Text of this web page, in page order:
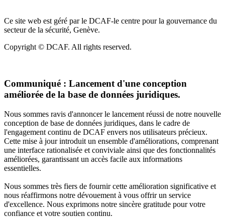
Ce site web est géré par le DCAF-le centre pour la gouvernance du
secteur de la sécurité, Genève.
Copyright © DCAF. All rights reserved.
Communiqué : Lancement d'une conception
améliorée de la base de données juridiques.
Nous sommes ravis d'annoncer le lancement réussi de notre nouvelle
conception de base de données juridiques, dans le cadre de
l'engagement continu de DCAF envers nos utilisateurs précieux.
Cette mise à jour introduit un ensemble d'améliorations, comprenant
une interface rationalisée et conviviale ainsi que des fonctionnalités
améliorées, garantissant un accès facile aux informations
essentielles.
Nous sommes très fiers de fournir cette amélioration significative et
nous réaffirmons notre dévouement à vous offrir un service
d'excellence. Nous exprimons notre sincère gratitude pour votre
confiance et votre soutien continu.